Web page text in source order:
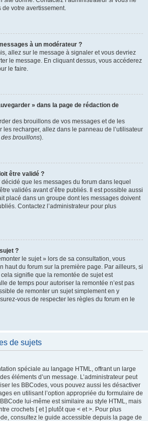
votre avertissement.
à un modérateur ?
allez sur le message à signaler et vous devriez
le message. En cliquant dessus, vous accéderez
le faire.
» dans la page de rédaction de
des brouillons de vos messages et de les
les recharger, allez dans le panneau de l’utilisateur
brouillons).
être validé ?
décidé que les messages du forum dans lequel
validés avant d’être publiés. Il est possible aussi
placé dans un groupe dont les messages doivent
Contactez l’administrateur pour plus
?
le sujet » lors de sa consultation, vous
haut du forum sur la première page. Par ailleurs, si
signifie que la remontée de sujet est
de temps pour autoriser la remontée n’est pas
de remonter un sujet simplement en y
vous de respecter les règles du forum en le
de sujets
spéciale au langage HTML, offrant un large
éléments d’un message. L’administrateur peut
les BBCodes, vous pouvez aussi les désactiver
en utilisant l’option appropriée du formulaire de
lui-même est similaire au style HTML, mais
crochets [ et ] plutôt que < et >. Pour plus
consultez le guide accessible depuis la page de